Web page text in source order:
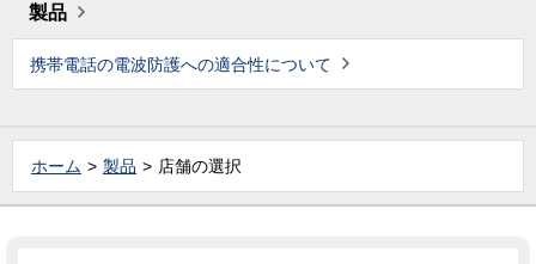
製品
携帯電話の電波防護への適合性について
ホーム 製品 店舗の選択